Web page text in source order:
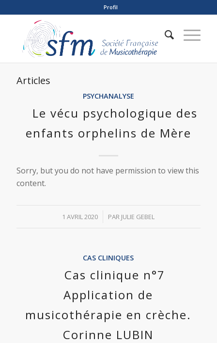
Profil
Articles
PSYCHANALYSE
Le vécu psychologique des
enfants orphelins de Mère
Sorry, but you do not have permission to view this
content.
1 AVRIL 2020
/ PAR JULIE GEBEL
CAS CLINIQUES
Cas clinique n°7
Application de
musicothérapie en crèche.
Corinne LUBIN